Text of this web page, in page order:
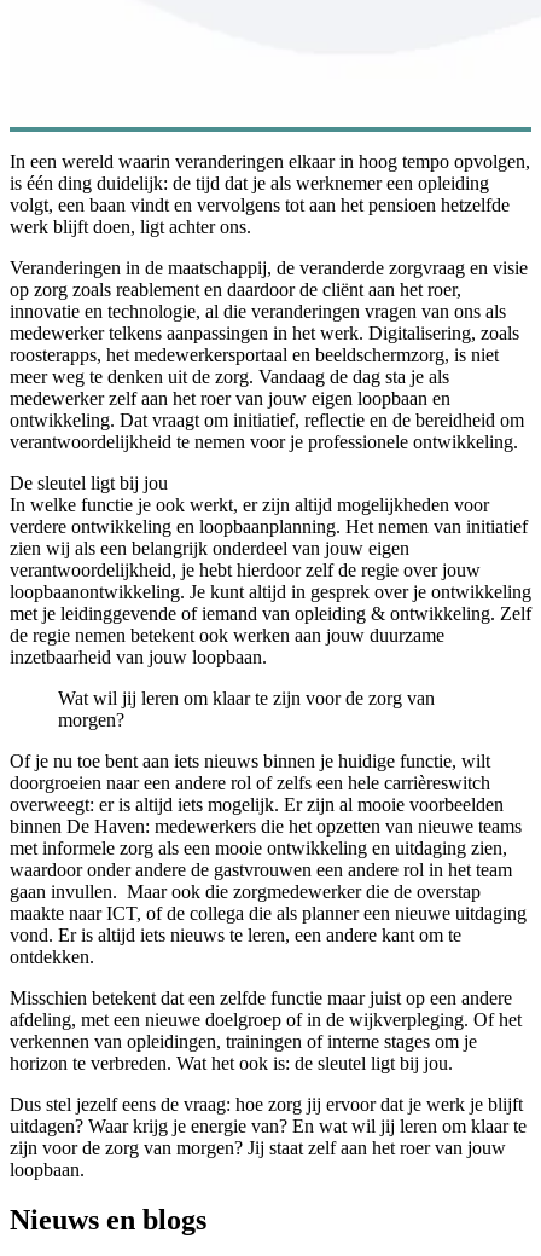
In een wereld waarin veranderingen elkaar in hoog tempo opvolgen,
is één ding duidelijk: de tijd dat je als werknemer een opleiding
volgt, een baan vindt en vervolgens tot aan het pensioen hetzelfde
werk blijft doen, ligt achter ons.
Veranderingen in de maatschappij, de veranderde zorgvraag en visie
op zorg zoals reablement en daardoor de cliënt aan het roer,
innovatie en technologie, al die veranderingen vragen van ons als
medewerker telkens aanpassingen in het werk. Digitalisering, zoals
roosterapps, het medewerkersportaal en beeldschermzorg, is niet
meer weg te denken uit de zorg. Vandaag de dag sta je als
medewerker zelf aan het roer van jouw eigen loopbaan en
ontwikkeling. Dat vraagt om initiatief, reflectie en de bereidheid om
verantwoordelijkheid te nemen voor je professionele ontwikkeling.
De sleutel ligt bij jou
In welke functie je ook werkt, er zijn altijd mogelijkheden voor
verdere ontwikkeling en loopbaanplanning. Het nemen van initiatief
zien wij als een belangrijk onderdeel van jouw eigen
verantwoordelijkheid, je hebt hierdoor zelf de regie over jouw
loopbaanontwikkeling. Je kunt altijd in gesprek over je ontwikkeling
met je leidinggevende of iemand van opleiding & ontwikkeling. Zelf
de regie nemen betekent ook werken aan jouw duurzame
inzetbaarheid van jouw loopbaan.
Wat wil jij leren om klaar te zijn voor de zorg van
morgen?
Of je nu toe bent aan iets nieuws binnen je huidige functie, wilt
doorgroeien naar een andere rol of zelfs een hele carrièreswitch
overweegt: er is altijd iets mogelijk. Er zijn al mooie voorbeelden
binnen De Haven: medewerkers die het opzetten van nieuwe teams
met informele zorg als een mooie ontwikkeling en uitdaging zien,
waardoor onder andere de gastvrouwen een andere rol in het team
gaan invullen. Maar ook die zorgmedewerker die de overstap
maakte naar ICT, of de collega die als planner een nieuwe uitdaging
vond. Er is altijd iets nieuws te leren, een andere kant om te
ontdekken.
Misschien betekent dat een zelfde functie maar juist op een andere
afdeling, met een nieuwe doelgroep of in de wijkverpleging. Of het
verkennen van opleidingen, trainingen of interne stages om je
horizon te verbreden. Wat het ook is: de sleutel ligt bij jou.
Dus stel jezelf eens de vraag: hoe zorg jij ervoor dat je werk je blijft
uitdagen? Waar krijg je energie van? En wat wil jij leren om klaar te
zijn voor de zorg van morgen? Jij staat zelf aan het roer van jouw
loopbaan.
Nieuws en blogs